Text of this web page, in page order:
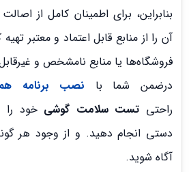
بنابراین، برای اطمینان کامل از
آن را از منابع قابل اعتماد و معتبر
فروشگاه‌ها یا منابع نامشخص و
درضمن شما با نصب برنامه
راحتی تست سلامت گوشی خود را
دستی انجام دهید. و از وجود هر
آگاه شوید.